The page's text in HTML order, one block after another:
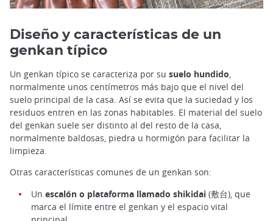
Diseño y características de un
genkan típico
Un genkan típico se caracteriza por su suelo hundido,
normalmente unos centímetros más bajo que el nivel del
suelo principal de la casa. Así se evita que la suciedad y los
residuos entren en las zonas habitables. El material del suelo
del genkan suele ser distinto al del resto de la casa,
normalmente baldosas, piedra u hormigón para facilitar la
limpieza.
Otras características comunes de un genkan son:
Un escalón o plataforma llamado shikidai (敷台), que
marca el límite entre el genkan y el espacio vital